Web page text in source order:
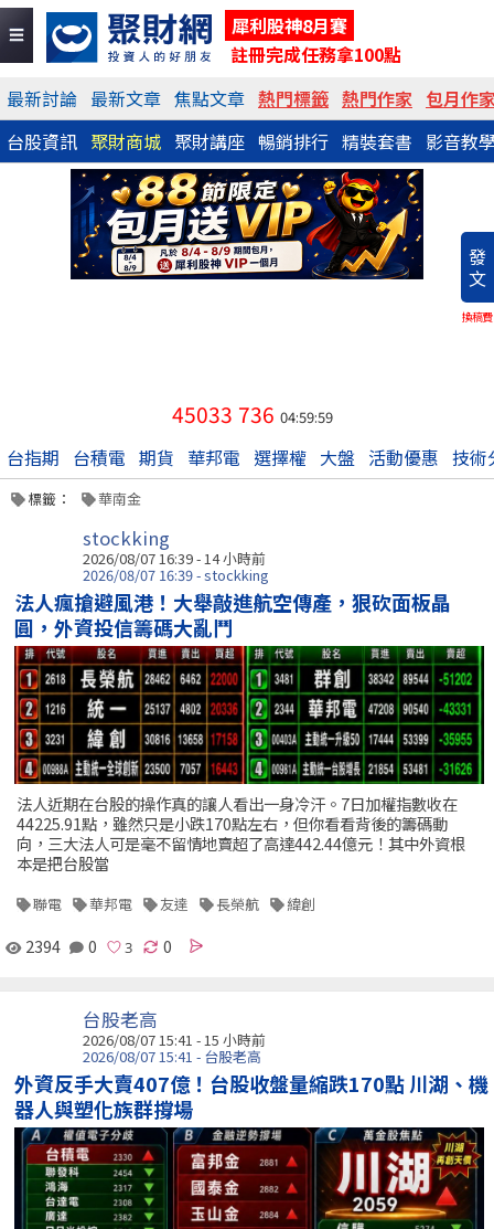
犀利股神8月賽
註冊完成任務拿100點
最新討論 最新文章 焦點文章 熱門標籤 熱門作家 包月作
台股資訊 聚財商城 聚財講座 暢銷排行 精裝套書 影音教
發
文
換稿費
45033 736 04:59:59
台指期 台積電 期貨 華邦電 選擇權 大盤 活動優惠 技術
標籤： 華南金
stockking
2026/08/07 16:39 -14 小時前
2026/08/07 16:39 - stockking
法人瘋搶避風港！大舉敲進航空傳產，狠砍面板晶
圓，外資投信籌碼大亂鬥
法人近期在台股的操作真的讓人看出一身冷汗。7日加權指數收在
44225.91點，雖然只是小跌170點左右，但你看看背後的籌碼動
向，三大法人可是毫不留情地賣超了高達442.44億元！其中外資根
本是把台股當
聯電 華邦電 友達 長榮航 緯創
2394 0 0
台股老高
2026/08/07 15:41 - 15 小時前
2026/08/07 15:41 - 台股老高
外資反手大賣407億！台股收盤量縮跌170點 川湖、機
器人與塑化族群撐場